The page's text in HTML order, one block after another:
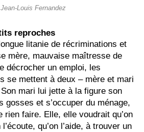
Louis Fernandez
reproches
litanie de récriminations et
mère, mauvaise maîtresse de
décrocher un emploi, les
se mettent à deux – mère et mari
mari lui jette à la figure son
gosses et s’occuper du ménage,
rien faire. Elle, elle voudrait qu’on
qu’on l’aide, à trouver un